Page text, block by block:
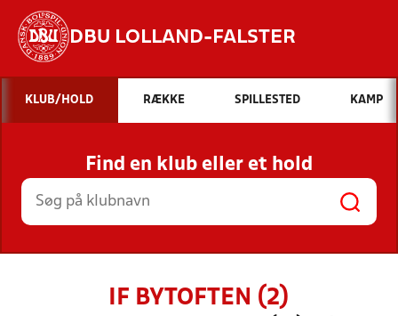
DBU LOLLAND-FALSTER
Hvad vil du søge efter?
INDHOLD OG NYHEDER
STILLINGER, RESULTATER, KLUBBER OG
HOLD
KLUB/HOLD RÆKKE SPILLESTED KAMP
Find en klub eller et hold
IF BYTOFTEN (2)